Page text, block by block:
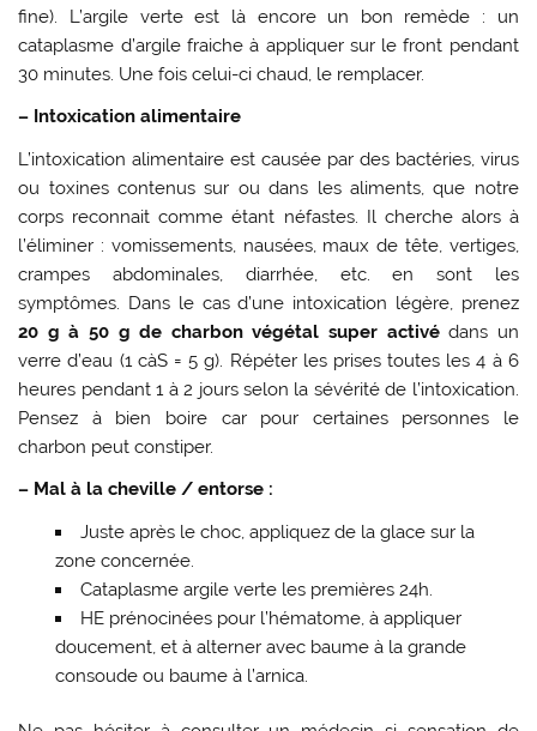
fine). L’argile verte est là encore un bon remède : un
cataplasme d’argile fraiche à appliquer sur le front pendant
30 minutes. Une fois celui-ci chaud, le remplacer.
– Intoxication alimentaire
L’intoxication alimentaire est causée par des bactéries, virus
ou toxines contenus sur ou dans les aliments, que notre
corps reconnait comme étant néfastes. Il cherche alors à
l’éliminer : vomissements, nausées, maux de tête, vertiges,
crampes abdominales, diarrhée, etc. en sont les
symptômes. Dans le cas d’une intoxication légère, prenez
20 g à 50 g de charbon végétal super activédans un
verre d’eau (1 càS = 5 g). Répéter les prises toutes les 4 à 6
heures pendant 1 à 2 jours selon la sévérité de l’intoxication.
Pensez à bien boire car pour certaines personnes le
charbon peut constiper.
– Mal à la cheville / entorse :
Juste après le choc, appliquez de la glace sur la
zone concernée.
Cataplasme argile verte les premières 24h.
HE prénocinées pour l’hématome, à appliquer
doucement, et à alterner avec baume à la grande
consoude ou baume à l’arnica.